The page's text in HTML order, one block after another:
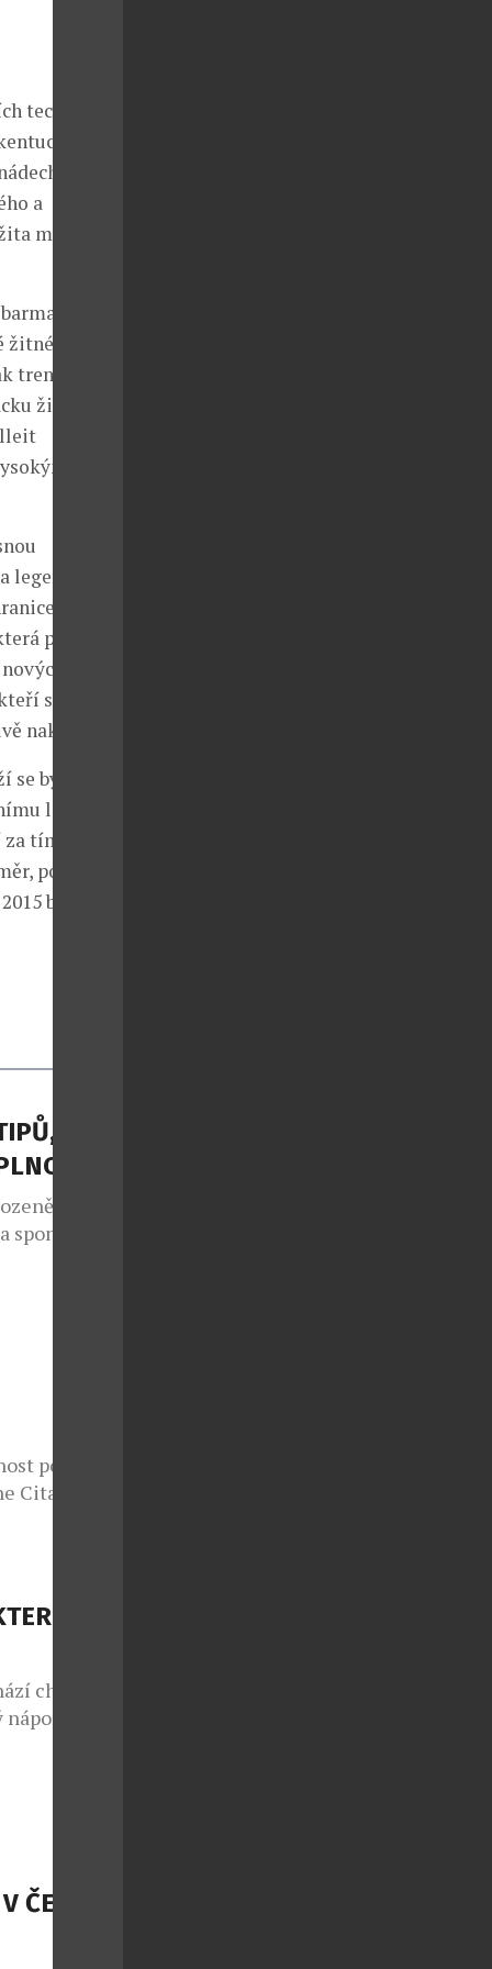
technik.
a
má
a
žitné
trendem
žitné
95%
i
na
přála
se nebojí
nakloněny.
být
ladění
tím, že na
potvrzují
byla
JAK
jako
spontánní
také v
druhé
potká s
Citadelle
že i
bosá v
z
[…]
chuť na
nabídnout
ČESKÉ